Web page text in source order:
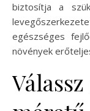
biztosítja a
egészséges
növények